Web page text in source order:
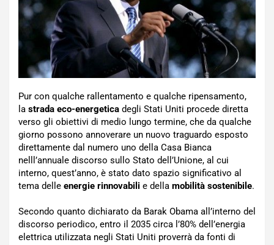
Pur con qualche rallentamento e qualche ripensamento,
la strada eco-energetica degli Stati Uniti procede diretta
verso gli obiettivi di medio lungo termine, che da qualche
giorno possono annoverare un nuovo traguardo esposto
direttamente dal numero uno della Casa Bianca
nelll’annuale discorso sullo Stato dell’Unione, al cui
interno, quest’anno, è stato dato spazio significativo al
tema delle energie rinnovabili e della mobilità sostenibile.
Secondo quanto dichiarato da Barak Obama all’interno del
discorso periodico, entro il 2035 circa l’80% dell’energia
elettrica utilizzata negli Stati Uniti proverrà da fonti di